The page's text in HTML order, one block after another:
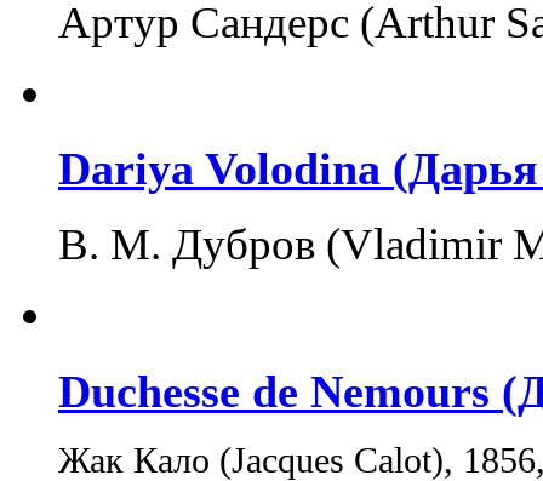
Артур Сандерс (Arthur
Dariya Volodina
В. М. Дубров (Vladimir
Duchesse de Nemours
Жак Кало (Jacques Calot),